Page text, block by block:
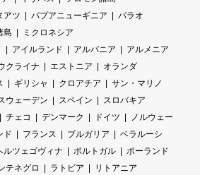
アツ パプアニューギニア
パラオ
島
ミクロネシア
アイルランド アルバニア
アルメニア
クライナ エストニア
オランダ
ギリシャ クロアチア
サン・マリノ
ウェーデン スペイン
スロバキア
チェコ デンマーク ドイツ
ノルウェー
ド フランス ブルガリア
ベラルーシ
ルツェゴヴィナ ポルトガル
ポーランド
テネグロ ラトビア リトアニア